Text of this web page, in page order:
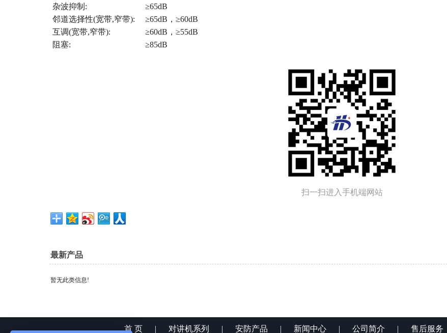
杂波抑制:
≥65dB
邻道选择性(宽带,窄带):
≥65dB，≥60dB
互调(宽带,窄带):
≥60dB，≥55dB
阻塞:
≥85dB
扫一扫进入手机端网站
最新产品
暂无此类信息!
首 页| 对讲机系列 | 安防产品 | 新闻中心| 公司简介 | 售后服务